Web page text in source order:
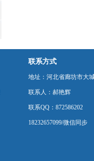
联系方式
地址：河北省廊坊市大
联系人：郝艳辉
联系QQ：872586202
18232657099/微信同步